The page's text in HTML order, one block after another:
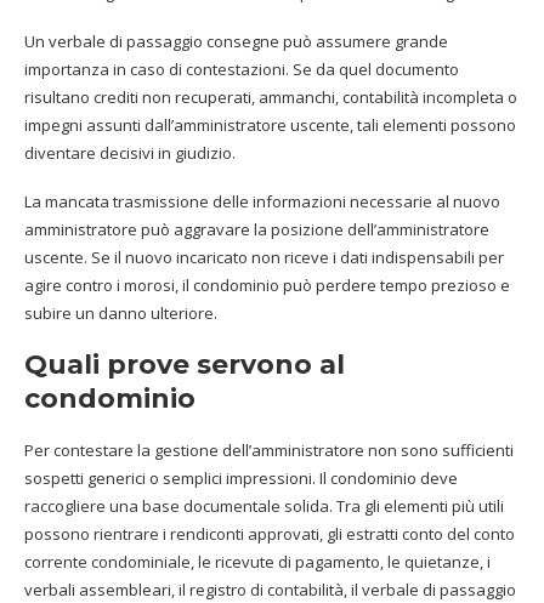
Un verbale di passaggio consegne può assumere grande
importanza in caso di contestazioni. Se da quel documento
risultano crediti non recuperati, ammanchi, contabilità incompleta o
impegni assunti dall’amministratore uscente, tali elementi possono
diventare decisivi in giudizio.
La mancata trasmissione delle informazioni necessarie al nuovo
amministratore può aggravare la posizione dell’amministratore
uscente. Se il nuovo incaricato non riceve i dati indispensabili per
agire contro i morosi, il condominio può perdere tempo prezioso e
subire un danno ulteriore.
Quali prove servono al
condominio
Per contestare la gestione dell’amministratore non sono sufficienti
sospetti generici o semplici impressioni. Il condominio deve
raccogliere una base documentale solida. Tra gli elementi più utili
possono rientrare i rendiconti approvati, gli estratti conto del conto
corrente condominiale, le ricevute di pagamento, le quietanze, i
verbali assembleari, il registro di contabilità, il verbale di passaggio